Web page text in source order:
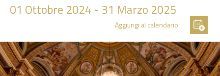
01 Ottobre 2024 - 31 Marzo 2025
Aggiungi al calendario